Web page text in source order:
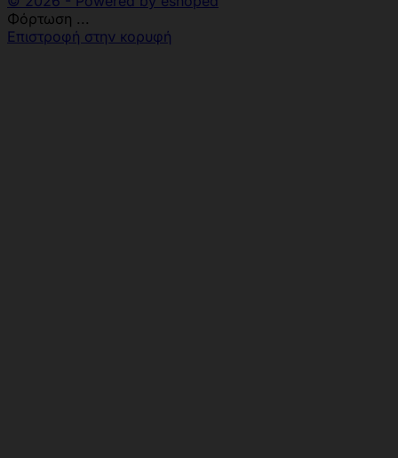
Φόρτωση ...
Επιστροφή στην κορυφή